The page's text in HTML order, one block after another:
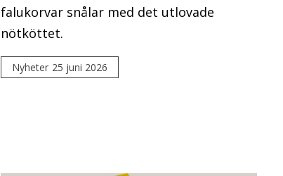
falukorvar snålar med det utlovade
nötköttet.
Nyheter 25 juni 2026